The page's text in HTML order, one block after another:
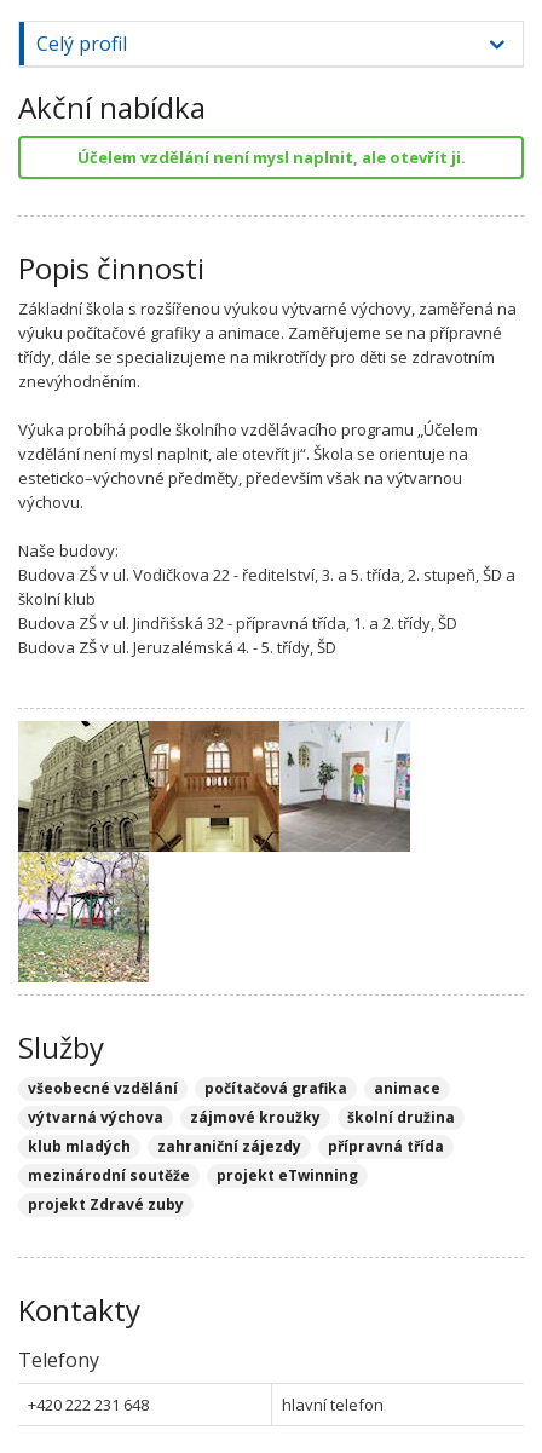
Celý profil
Akční nabídka
Účelem vzdělání není mysl naplnit, ale otevřít ji.
Popis činnosti
Základní škola s rozšířenou výukou výtvarné výchovy, zaměřená na
výuku počítačové grafiky a animace. Zaměřujeme se na přípravné
třídy, dále se specializujeme na mikrotřídy pro děti se zdravotním
znevýhodněním.
Výuka probíhá podle školního vzdělávacího programu „Účelem
vzdělání není mysl naplnit, ale otevřít ji“. Škola se orientuje na
esteticko–výchovné předměty, především však na výtvarnou
výchovu.
Naše budovy:
Budova ZŠ v ul. Vodičkova 22 - ředitelství, 3. a 5. třída, 2. stupeň, ŠD a
školní klub
Budova ZŠ v ul. Jindřišská 32 - přípravná třída, 1. a 2. třídy, ŠD
Budova ZŠ v ul. Jeruzalémská 4. - 5. třídy, ŠD
Služby
všeobecné vzdělání počítačová grafika
animace
výtvarná výchova
zájmové kroužky
školní družina
klub mladých
zahraniční zájezdy
přípravná třída
mezinárodní soutěže
projekt eTwinning
projekt Zdravé zuby
Kontakty
Telefony
+420 222 231 648 hlavní telefon